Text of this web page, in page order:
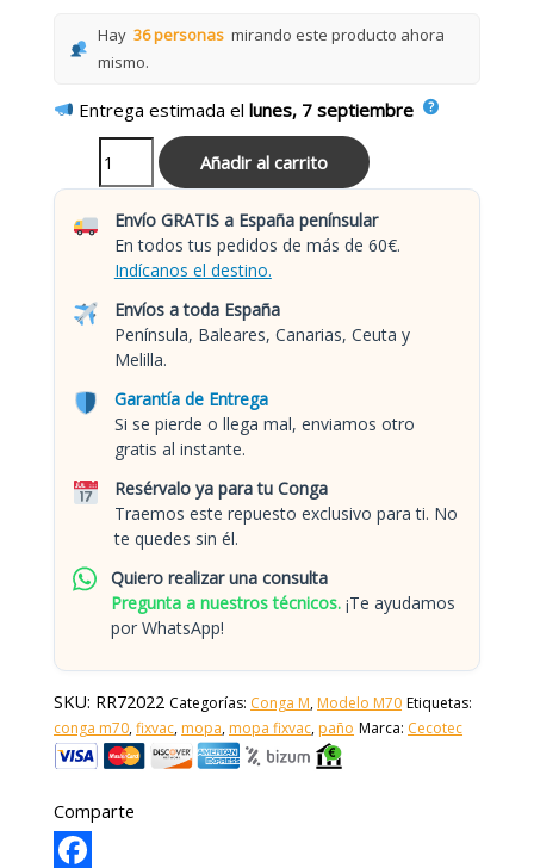
Hay 36 personas mirando este producto ahora
mismo.
Entrega estimada ellunes, 7 septiembre
Añadir al carrito
Envío GRATIS a España penínsular
En todos tus pedidos de más de 60€.
Indícanos el destino.
Envíos a toda España
Península, Baleares, Canarias, Ceuta y
Melilla.
Garantía de Entrega
Si se pierde o llega mal, enviamos otro
gratis al instante.
Resérvalo ya para tu Conga
Traemos este repuesto exclusivo para ti. No
te quedes sin él.
Quiero realizar una consulta
Pregunta a nuestros técnicos. ¡Te ayudamos
por WhatsApp!
SKU: RR72022 Categorías: Conga M, Modelo M70 Etiquetas:
conga m70,fixvac, mopa, mopa fixvac, paño Marca: Cecotec
Comparte